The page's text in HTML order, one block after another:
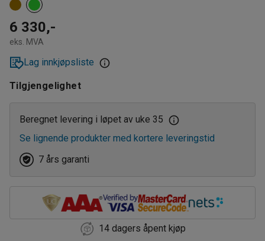
6 330,-
eks. MVA
Lag innkjøpsliste
Tilgjengelighet
Beregnet levering i løpet av uke 35
Se lignende produkter med kortere leveringstid
7 års garanti
14 dagers åpent kjøp